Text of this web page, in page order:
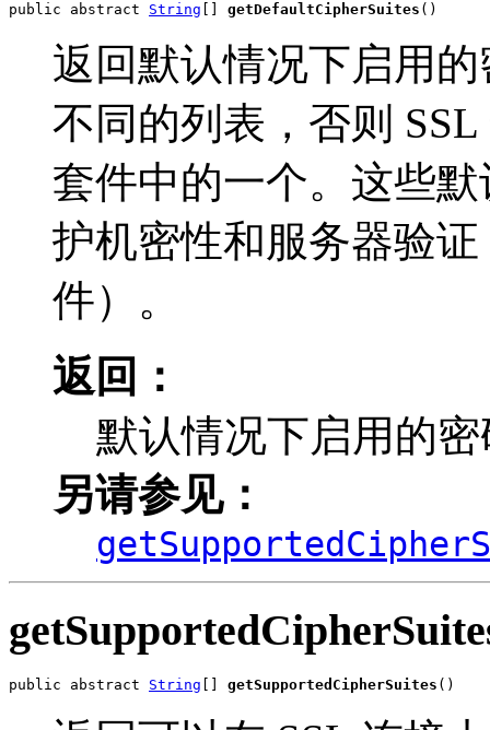
public abstract String getDefaultCipherSuites ()
返回默认情况下启用
不同的列表，否则
套件中的一个。这些
护机密性和服务器验
件）。
返回：
默认情况下启用的
另请参见：
public abstract String [] getSupportedCipherSuites ()